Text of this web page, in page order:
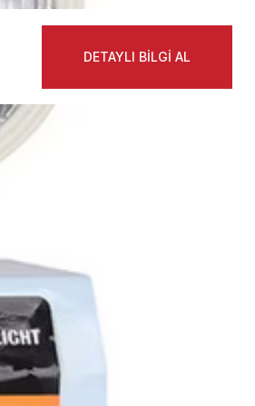
DETAYLI BİLGİ AL